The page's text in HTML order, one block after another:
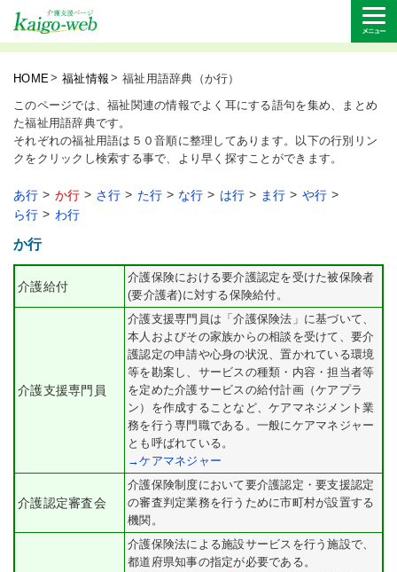
HOME 福祉情報
福祉用語辞典（か行）
このページでは、福祉関連の情報でよく耳にする語句を集め、まとめ
た福祉用語辞典です。
それぞれの福祉用語は５０音順に整理してあります。以下の行別リン
クをクリックし検索する事で、より早く探すことができます。
あ行 か行 さ行 た行 な行 は行 ま行
や行
ら行
わ行
か行
介護給付
介護保険における要介護認定を受けた被保険者
(要介護者)に対する保険給付。
介護支援専門員
介護支援専門員は「介護保険法」に基づいて、
本人およびその家族からの相談を受けて、要介
護認定の申請や心身の状況、置かれている環境
等を勘案し、サービスの種類・内容・担当者等
を定めた介護サービスの給付計画（ケアプラ
ン）を作成することなど、ケアマネジメント業
務を行う専門職である。一般にケアマネジャー
とも呼ばれている。
→ケアマネジャー
介護認定審査会
介護保険制度において要介護認定・要支援認定
の審査判定業務を行うために市町村が設置する
機関。
介護保険法による施設サービスを行う施設で、
都道府県知事の指定が必要である。